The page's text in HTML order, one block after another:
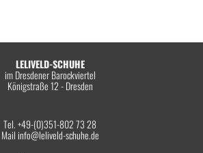
LELIVELD-SCHUHE
im Dresdener Barockviertel
Königstraße 12 - Dresden
Tel. +49-(0)351-802 73 28
Mail info@leliveld-schuhe.de